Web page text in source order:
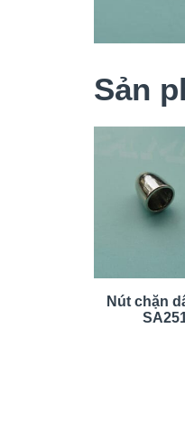
Sản
Nút chặn